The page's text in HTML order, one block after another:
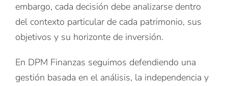
embargo, cada decisión debe analizarse dentro
del contexto particular de cada patrimonio, sus
objetivos y su horizonte de inversión.
En DPM Finanzas seguimos defendiendo una
gestión basada en el análisis, la independencia y